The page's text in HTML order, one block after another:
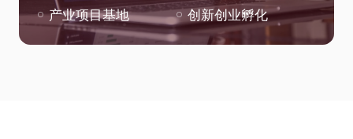
产业项目基地 创新创业孵化